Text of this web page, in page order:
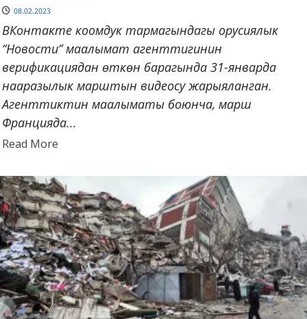
08.02.2023
ВКонтакте коомдук тармагындагы орусиялык
“Новости” маалымат агенттигинин
верификациядан өткөн барагында 31-январда
нааразылык марштын видеосу жарыяланган.
Агенттиктин маалыматы боюнча, марш
Францияда...
Read MoreRead
about